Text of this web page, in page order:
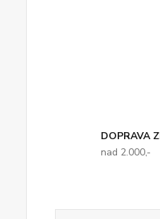
DOPRAVA
nad 2.000,-